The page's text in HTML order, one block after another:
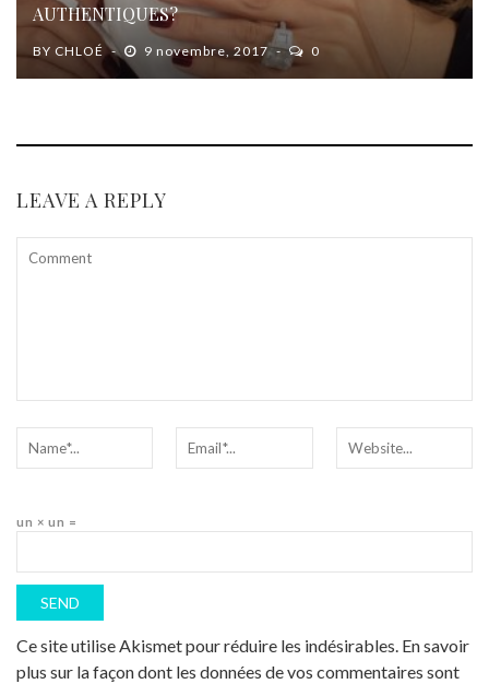
AUTHENTIQUES?
BY CHLOÉ 9 novembre, 2017 0
LEAVE A REPLY
un × un =
Ce site utilise Akismet pour réduire les indésirables. En savoir
plus sur la façon dont les données de vos commentaires sont